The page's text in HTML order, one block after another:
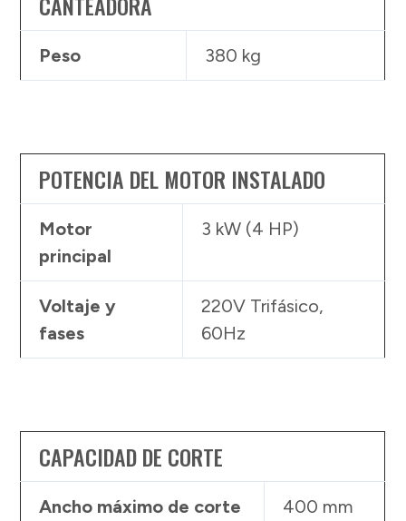
Peso 380 kg
POTENCIA DEL MOTOR INSTALADO
Motor
principal
3 kW (4 HP)
Voltaje y
fases
220V Trifásico,
60Hz
CAPACIDAD DE CORTE
Ancho máximo de corte
400 mm